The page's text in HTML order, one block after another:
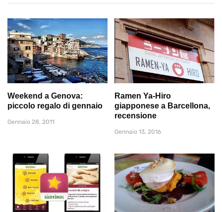
Weekend a Genova:
piccolo regalo di gennaio
Gennaio 28, 2011
Ramen Ya-Hiro
giapponese a Barcellona,
recensione
Gennaio 13, 2016